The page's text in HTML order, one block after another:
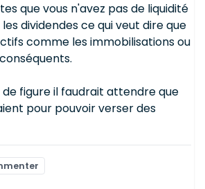
que vous n'avez pas de liquidité
dividendes ce qui veut dire que
comme les immobilisations ou
de figure il faudrait attendre que
pour pouvoir verser des